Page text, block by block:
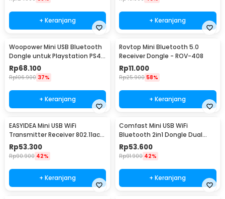
+ Keranjang + Keranjang
Woopower Mini USB Bluetooth
Dongle untuk Playstation PS4 -
78474
Rp68.100
Rp106.900 37%
+ Keranjang
Rovtop Mini Bluetooth 5.0
Receiver Dongle - ROV-408
Rp11.000
Rp25.900 58%
+ Keranjang
EASYIDEA Mini USB WiFi
Transmitter Receiver 802.11ac
600Mbps - WL4
Rp53.300
Rp90.900 42%
+ Keranjang
Comfast Mini USB WiFi
Bluetooth 2in1 Dongle Dual
Band 802.11AC 600Mbps - K605
Rp53.600
Rp91.900 42%
+ Keranjang